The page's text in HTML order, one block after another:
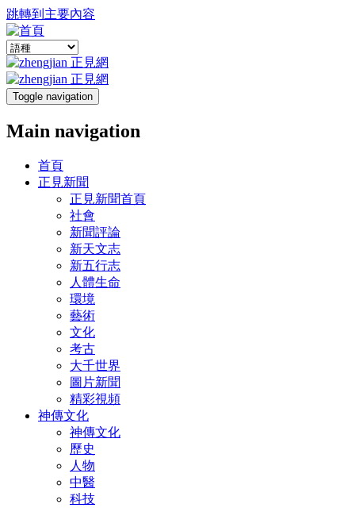
跳轉到主要內容
Toggle navigation
Main navigation
首頁
正見新聞
正見新聞首頁
社會
新聞評論
新天文志
新五行志
人體生命
環境
藝術
文化
考古
大千世界
圖片新聞
精彩視頻
神傳文化
神傳文化
歷史
人物
中醫
科技